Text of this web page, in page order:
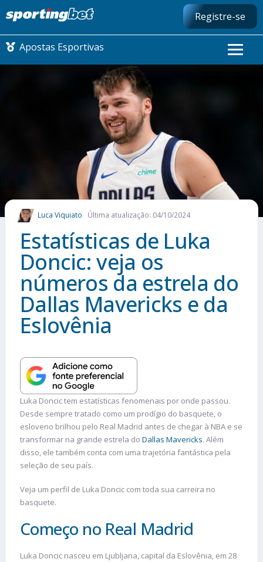
Registre-se
Apostas Esportivas
CONMEBOL LIBERTADORES
FUTEBOL NACIONAL
FUTEBOL INTERNACIONAL
COMO APOSTAR
MAIS ESPORTES
Luca Viquiato Última atualização: 04/10/2024
Estatísticas de Luka
Doncic: veja os
números da estrela do
Dallas Mavericks e da
Eslovênia
Luka Doncic tem estatísticas fenomenais por onde passou.
Desde sempre tratado como um prodígio do basquete, o
esloveno brilhou pelo Real Madrid antes de chegar à NBA e se
transformar na grande estrela do Dallas Mavericks. Além
disso, ele também conta com uma trajetória fantástica pela
seleção de seu país.
Veja um perfil de Luka Doncic com toda sua carreira no
basquete.
Começo no Real Madrid
Luka Doncic nasceu em Ljubljana, capital da Eslovênia, em 28